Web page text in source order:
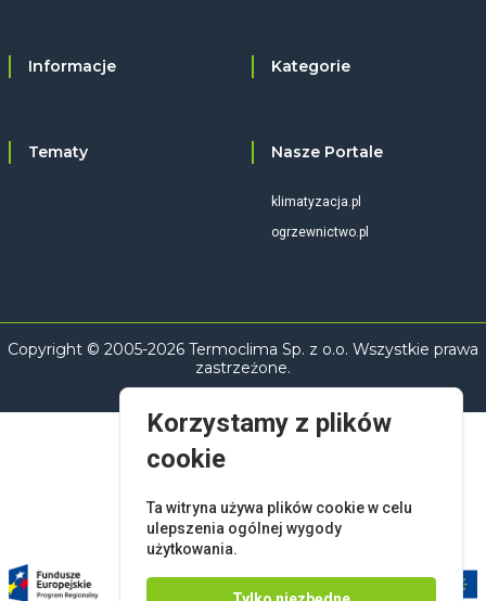
Informacje Kategorie
Tematy Nasze Portale
klimatyzacja.pl
ogrzewnictwo.pl
Copyright © 2005-2026 Termoclima Sp. z o.o. Wszystkie prawa
zastrzeżone.
Korzystamy z plików
cookie
Ta witryna używa plików cookie w celu
ulepszenia ogólnej wygody
użytkowania.